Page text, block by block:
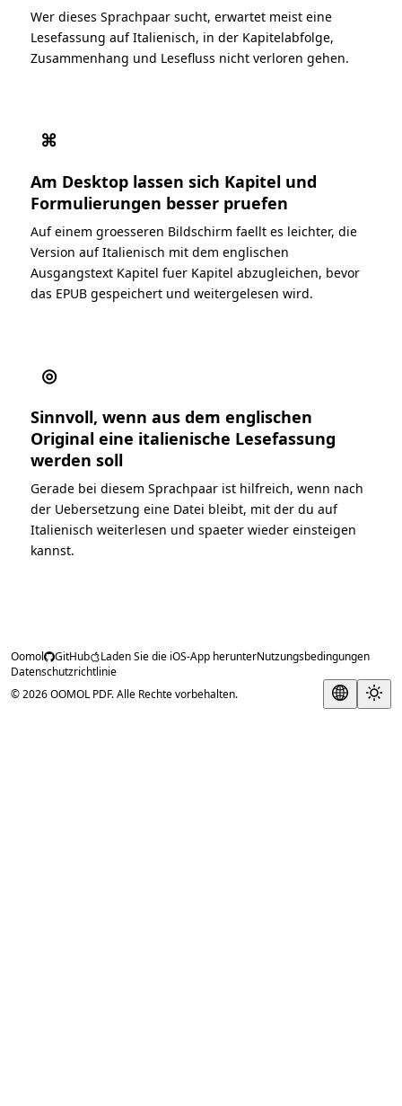
Wer dieses Sprachpaar sucht, erwartet meist eine
Lesefassung auf Italienisch, in der Kapitelabfolge,
Zusammenhang und Lesefluss nicht verloren gehen.
⌘
Am Desktop lassen sich Kapitel und
Formulierungen besser pruefen
Auf einem groesseren Bildschirm faellt es leichter, die
Version auf Italienisch mit dem englischen
Ausgangstext Kapitel fuer Kapitel abzugleichen, bevor
das EPUB gespeichert und weitergelesen wird.
◎
Sinnvoll, wenn aus dem englischen
Original eine italienische Lesefassung
werden soll
Gerade bei diesem Sprachpaar ist hilfreich, wenn nach
der Uebersetzung eine Datei bleibt, mit der du auf
Italienisch weiterlesen und spaeter wieder einsteigen
kannst.
Oomol GitHub Laden Sie die iOS-App herunterNutzungsbedingungen
Datenschutzrichtlinie
© 2026 OOMOL PDF. Alle Rechte vorbehalten.